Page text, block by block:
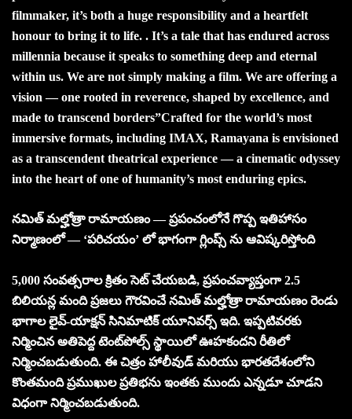
filmmaker, it’s both a huge responsibility and a heartfelt
honour to bring it to life. . It’s a tale that has endured across
millennia because it speaks to something deep and eternal
within us. We are not simply making a film. We are offering a
vision — one rooted in reverence, shaped by excellence, and
made to transcend borders”Crafted for the world’s most
immersive formats, including IMAX, Ramayana is envisioned
as a transcendent theatrical experience — a cinematic odyssey
into the heart of one of humanity’s most enduring epics.
నమిత్ మల్హోత్రా రామాయణం — ప్రపంచంలోనే గొప్ప ఇతిహాసం
నిర్మాణంలో — ‘పరిచయం’ లో భాగంగా గ్లింప్స్ ను ఆవిష్కరిస్తోంది
5,000 సంవత్సరాల క్రితం సెట్ చేయబడి, ప్రపంచవ్యాప్తంగా 2.5
బిలియన్ల మంది ప్రజలు గౌరవించే నమిత్ మల్హోత్రా రామాయణం రెండు
భాగాల లైవ్-యాక్షన్ సినిమాటిక్ యూనివర్స్ ఇది. ఇప్పటివరకు
నిర్మించిన అతిపెద్ద టెంట్‌పోల్స్ స్థాయిలో ఊహకందని రీతిలో
నిర్మించబడుతుంది. ఈ చిత్రం హాలీవుడ్ మరియు భారతదేశంలోని
కొంతమంది ప్రముఖుల ప్రతిభను ఇంతకు ముందు ఎన్నడూ చూడని
విధంగా నిర్మించబడుతుంది.